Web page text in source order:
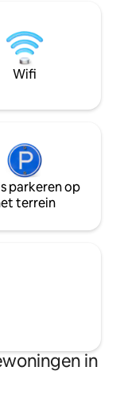
kwaliteitslinnen,
kathedraal en de
buitenruimte,
ambachtelijke
Wifi
parkeren op
terrein
in